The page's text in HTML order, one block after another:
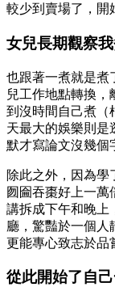
較少到賣場了，開
女兒長期觀察
也跟著一煮就是煮
兒工作地點轉換，
到沒時間自己煮（
天最大的娛樂則是
默才寫論文沒幾個
除此之外，因為學
囫圇吞棗好上一萬
講拆成下午和晚上
廳，驚豔於一個人
更能專心致志於品
從此開始了自